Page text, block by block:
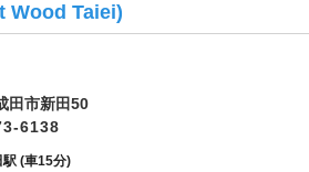
Wood Taiei)
田市新田50
6138
駅 (車15分)